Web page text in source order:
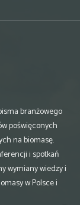
branżowego
poświęconych
na biomasę.
i spotkań
wymiany wiedzy i
w Polsce i